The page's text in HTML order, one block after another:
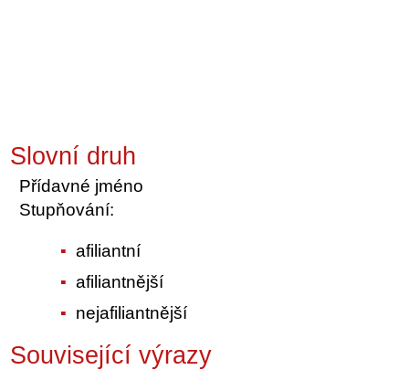
Slovní druh
Přídavné jméno
Stupňování:
afiliantní
afiliantnější
nejafiliantnější
Související výrazy